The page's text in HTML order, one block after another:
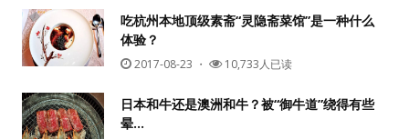
吃杭州本地顶级素斋“灵隐斋菜馆”是一种什么
体验？
2017-08-23 ・ 10,733人已读
日本和牛还是澳洲和牛？被“御牛道”绕得有些
晕…